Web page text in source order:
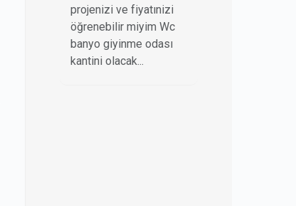
projenizi ve fiyatınizi
öğrenebilir miyim Wc
banyo giyinme odası
kantini olacak...